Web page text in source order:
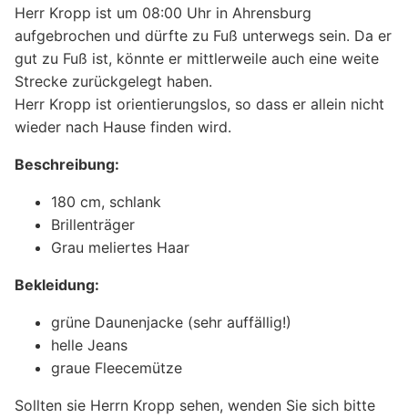
Herr Kropp ist um 08:00 Uhr in Ahrensburg
aufgebrochen und dürfte zu Fuß unterwegs sein. Da er
gut zu Fuß ist, könnte er mittlerweile auch eine weite
Strecke zurückgelegt haben.
Herr Kropp ist orientierungslos, so dass er allein nicht
wieder nach Hause finden wird.
Beschreibung:
180 cm, schlank
Brillenträger
Grau meliertes Haar
Bekleidung:
grüne Daunenjacke (sehr auffällig!)
helle Jeans
graue Fleecemütze
Sollten sie Herrn Kropp sehen, wenden Sie sich bitte